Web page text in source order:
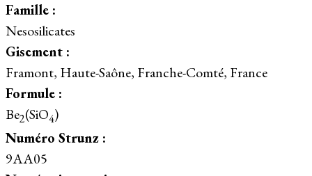
Famille :
Nesosilicates
Gisement :
Framont, Haute-Saône, Franche-Comté, France
Formule :
Be2(SiO4)
Numéro Strunz :
9AA05